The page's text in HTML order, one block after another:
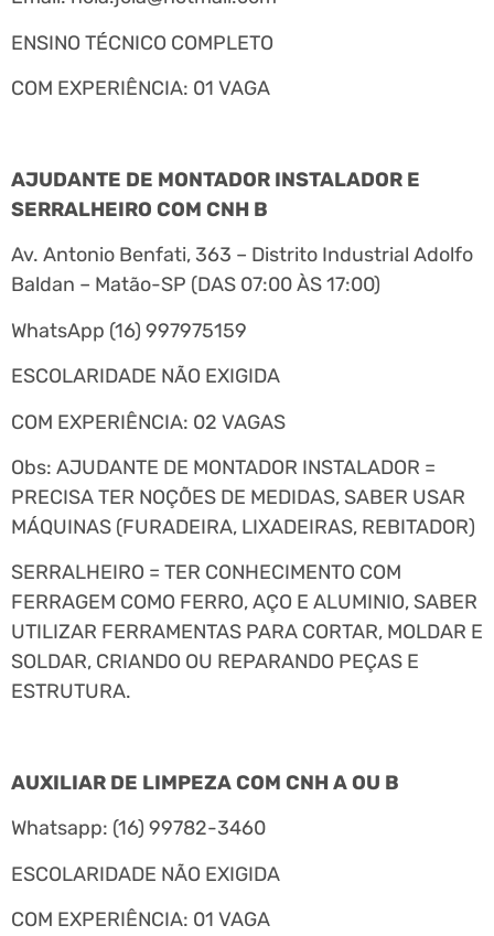
ENSINO TÉCNICO COMPLETO
COM EXPERIÊNCIA: 01 VAGA
AJUDANTE DE MONTADOR INSTALADOR E
SERRALHEIRO COM CNH B
Av. Antonio Benfati, 363 – Distrito Industrial Adolfo
Baldan – Matão-SP (DAS 07:00 ÀS 17:00)
WhatsApp (16) 997975159
ESCOLARIDADE NÃO EXIGIDA
COM EXPERIÊNCIA: 02 VAGAS
Obs: AJUDANTE DE MONTADOR INSTALADOR =
PRECISA TER NOÇÕES DE MEDIDAS, SABER USAR
MÁQUINAS (FURADEIRA, LIXADEIRAS, REBITADOR)
SERRALHEIRO = TER CONHECIMENTO COM
FERRAGEM COMO FERRO, AÇO E ALUMINIO, SABER
UTILIZAR FERRAMENTAS PARA CORTAR, MOLDAR E
SOLDAR, CRIANDO OU REPARANDO PEÇAS E
ESTRUTURA.
AUXILIAR DE LIMPEZA COM CNH A OU B
Whatsapp: (16) 99782-3460
ESCOLARIDADE NÃO EXIGIDA
COM EXPERIÊNCIA: 01 VAGA